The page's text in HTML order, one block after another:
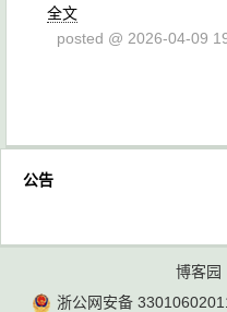
全文
posted @ 2026-04-09
公告
博客园
浙公网安备